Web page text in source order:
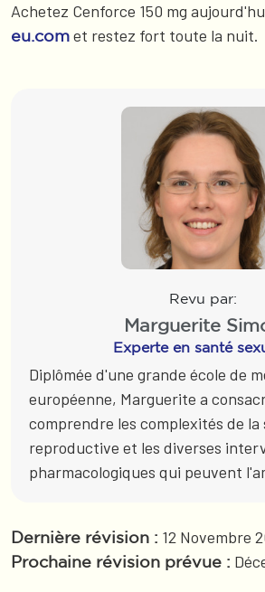
Achetez Cenforce 150 mg
eu.com et restez fort toute la nuit.
Revu par:
Marguerite
Experte en santé
Diplômée d'une grande école de
européenne, Marguerite a
comprendre les complexités de la
reproductive et les diverses
pharmacologiques qui peuvent
Dernière révision : 12 Novembre
Prochaine révision prévue :